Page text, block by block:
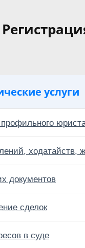
услуги
ходатайств,
документов
сделок
в суде